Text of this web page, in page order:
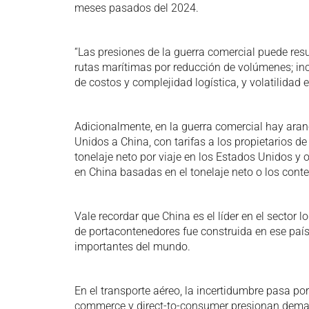
meses pasados del 2024.
“Las presiones de la guerra comercial puede
rutas marítimas por reducción de volúmenes;
de costos y complejidad logística, y volatilidad
Adicionalmente, en la guerra comercial hay
Unidos a China, con tarifas a los propietarios
tonelaje neto por viaje en los Estados Unidos
en China basadas en el tonelaje neto o los
Vale recordar que China es el líder en el sector
de portacontenedores fue construida en ese
importantes del mundo.
En el transporte aéreo, la incertidumbre pasa
commerce y direct-to-consumer presionan